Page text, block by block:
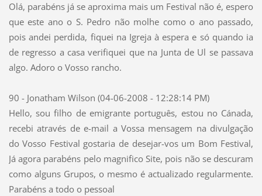
Olá, parabéns já se aproxima mais um Festival não é, espero
que este ano o S. Pedro não molhe como o ano passado,
pois andei perdida, fiquei na Igreja à espera e só quando ia
de regresso a casa verifiquei que na Junta de Ul se passava
algo. Adoro o Vosso rancho.
90 - Jonatham Wilson (04-06-2008 - 12:28:14 PM)
Hello, sou filho de emigrante português, estou no Cánada,
recebi através de e-mail a Vossa mensagem na divulgação
do Vosso Festival gostaria de desejar-vos um Bom Festival,
Já agora parabéns pelo magnifico Site, pois não se descuram
como alguns Grupos, o mesmo é actualizado regularmente.
Parabéns a todo o pessoal